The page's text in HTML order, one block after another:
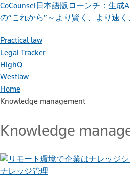
CoCounsel日本語版ローンチ：生成
の”これから”～より賢く、より速
Practical law
Legal Tracker
HighQ
Westlaw
Home
Knowledge management
Knowledge
ナレッジ管理